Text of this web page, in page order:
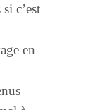
c’est
en